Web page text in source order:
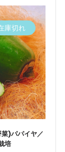
庫切れ
)パパイヤ／
培